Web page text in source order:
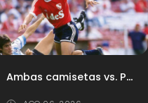
Ambas camisetas vs. Platense